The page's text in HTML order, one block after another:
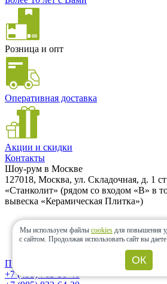
Розница и опт
Оперативная доставка
Акции и скидки
Контакты
Шоу-рум в Москве
127018, Москва, ул. Складочная, д. 1
«Станколит» (рядом со входом «B» в
вывеска «Керамическая Плитка»)
700м от метро Савеловская
Большая парковка
Проложить маршрут
+7 (495) 763-50-46
Мы используем файлы cookies для повышения
с сайтом. Продолжая использовать сайт вы даете
ОК